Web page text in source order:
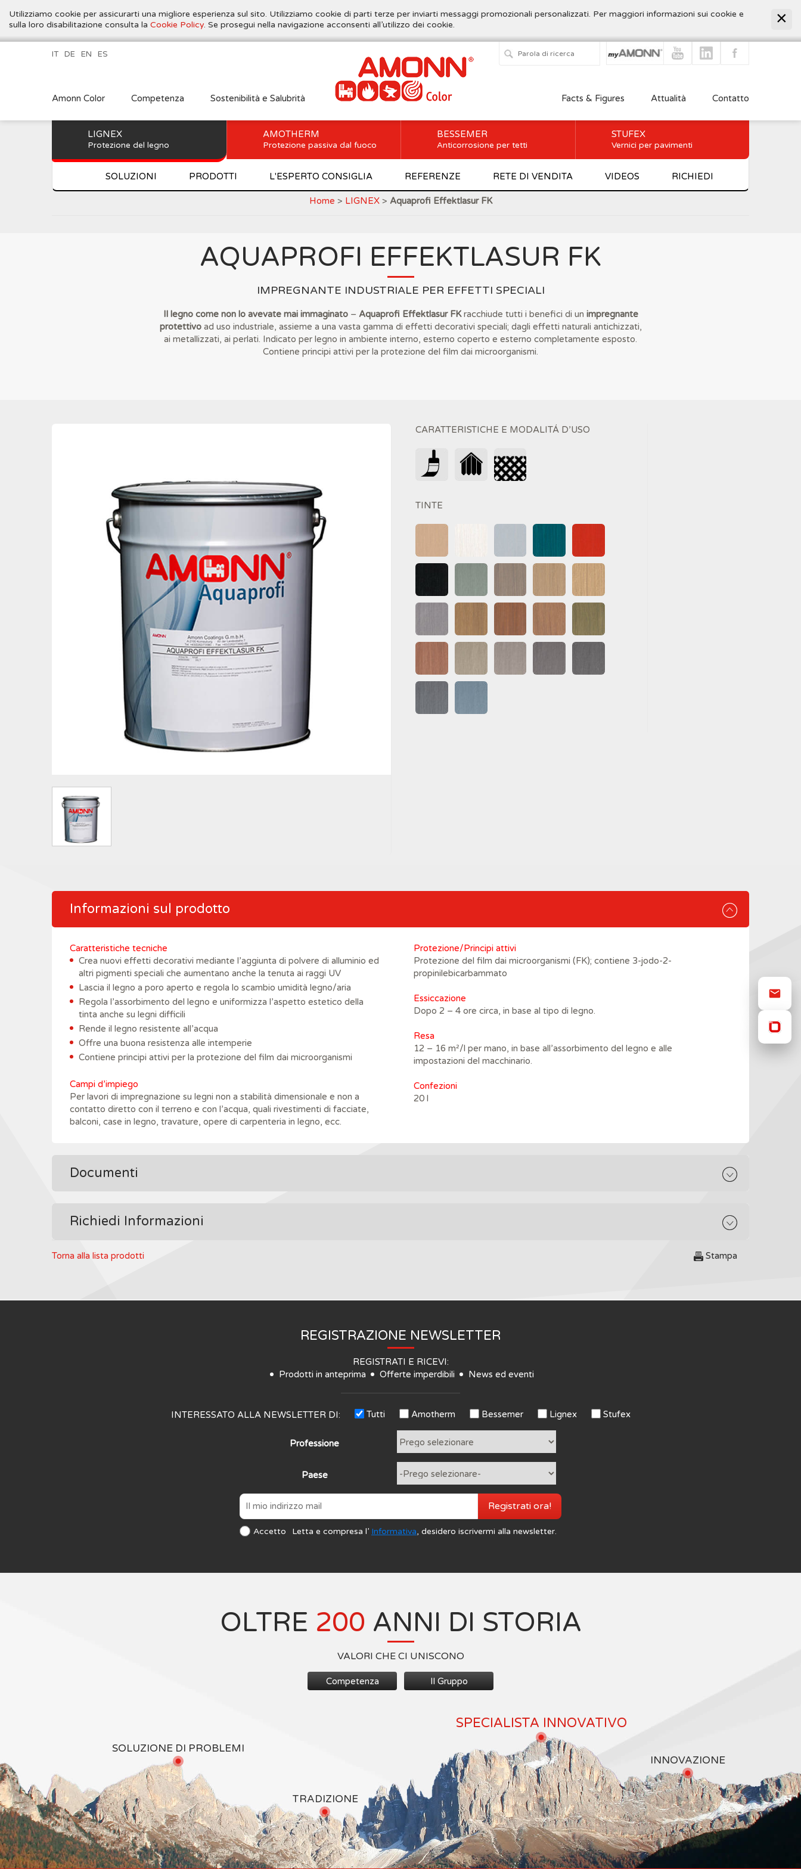
Utilizziamo cookie per assicurarti una migliore esperienza sul sito. Utilizziamo cookie di parti terze per inviarti messaggi promozionali personalizzati. Per maggiori informazioni sui cookie e
sulla loro disabilitazione consulta la Cookie Policy. Se prosegui nella navigazione acconsenti all’utilizzo dei cookie.
Amonn Color Competenza Sostenibilità e Salubrità Facts & Figures Attualità Contatto
IT DE EN ES
LIGNEX
Protezione del legno
SOLUZIONI PRODOTTI L'ESPERTO CONSIGLIA REFERENZE RETE DI VENDITA VIDEOS RICHIEDI
AMOTHERM
Protezione passiva dal fuoco
BESSEMER
Anticorrosione per tetti
STUFEX
Vernici per pavimenti
Home > LIGNEX> Aquaprofi Effektlasur FK
AQUAPROFI EFFEKTLASUR FK
IMPREGNANTE INDUSTRIALE PER EFFETTI SPECIALI
Il legno come non lo avevate mai immaginato– Aquaprofi Effektlasur FKracchiude tutti i benefici di un impregnante
protettivoad uso industriale, assieme a una vasta gamma di effetti decorativi speciali; dagli effetti naturali antichizzati,
ai metallizzati, ai perlati. Indicato per legno in ambiente interno, esterno coperto e esterno completamente esposto.
Contiene principi attivi per la protezione del film dai microorganismi.
CARATTERISTICHE E MODALITÁ D’USO
TINTE
Informazioni sul prodotto
Caratteristiche tecniche
Crea nuovi effetti decorativi mediante l’aggiunta di polvere di alluminio ed
altri pigmenti speciali che aumentano anche la tenuta ai raggi UV
Lascia il legno a poro aperto e regola lo scambio umidità legno/aria
Regola l’assorbimento del legno e uniformizza l’aspetto estetico della
tinta anche su legni difficili
Rende il legno resistente all’acqua
Offre una buona resistenza alle intemperie
Contiene principi attivi per la protezione del film dai microorganismi
Campi d’impiego
Per lavori di impregnazione su legni non a stabilità dimensionale e non a
contatto diretto con il terreno e con l’acqua, quali rivestimenti di facciate,
balconi, case in legno, travature, opere di carpenteria in legno, ecc.
Protezione/Principi attivi
Protezione del film dai microorganismi (FK); contiene 3-jodo-2-
propinilebicarbammato
Essiccazione
Dopo 2 – 4 ore circa, in base al tipo di legno.
Resa
12 – 16 m²/l per mano, in base all’assorbimento del legno e alle
impostazioni del macchinario.
Confezioni
20 l
Documenti
Richiedi Informazioni
Torna alla lista prodotti Stampa
REGISTRAZIONE NEWSLETTER
REGISTRATI E RICEVI:
Prodotti in anteprima
Offerte imperdibili News ed eventi
INTERESSATO ALLA NEWSLETTER DI: Tutti Amotherm Bessemer Lignex Stufex
Professione
Paese
Accetto Letta e compresa l’ Informativa, desidero iscrivermi alla newsletter.
Registrati ora!
OLTRE 200 ANNI DI STORIA
VALORI CHE CI UNISCONO
Competenza Il Gruppo
SOLUZIONE DI PROBLEMI
TRADIZIONE
SPECIALISTA INNOVATIVO
INNOVAZIONE